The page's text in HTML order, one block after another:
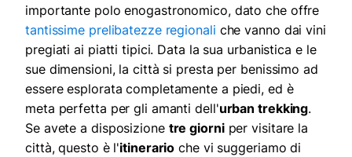
importante polo enogastronomico, dato che offre
tantissime prelibatezze regionali che vanno dai vini
pregiati ai piatti tipici. Data la sua urbanistica e le
sue dimensioni, la città si presta per benissimo ad
essere esplorata completamente a piedi, ed è
meta perfetta per gli amanti dell'urban trekking.
Se avete a disposizione tre giorniper visitare la
città, questo è l'itinerario che vi suggeriamo di